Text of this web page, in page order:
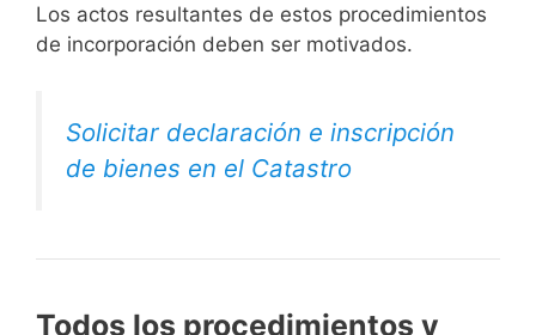
Los actos resultantes de estos procedimientos
de incorporación deben ser motivados.
Solicitar declaración e inscripción
de bienes en el Catastro
Todos los procedimientos y